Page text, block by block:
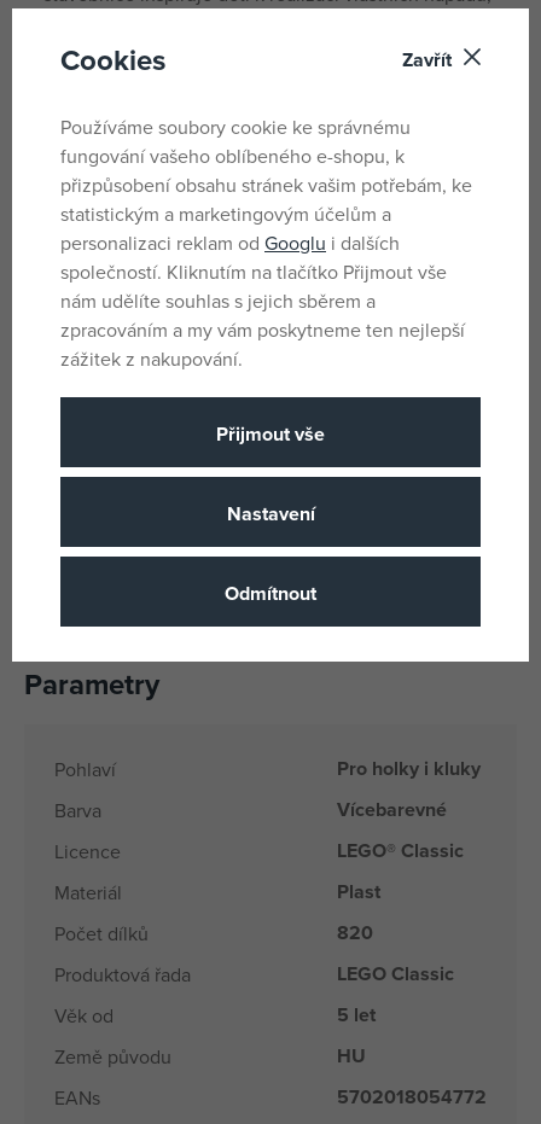
získávají ještě více herních možností.
zmrzlinu, pávy, kočku, květinu, herní ovladač, tučňáka,
loď, draka, kytaru a motýla.
NÁPAD NA DÁREK PRO DĚTI– Darujte barvy a
kreativitu v podobě tohoto pestrobarevného a
univerzálního dárku k narozeninám nebo svátku pro
chlapce a dívky od 5 let.
APLIKACE LEGO® BUILDER– Proveďte děti na jejich
příštím stavitelském dobrodružství intuitivní aplikací
LEGO® Builder s návodem. Umožní jim ukládat si
stavebnice, sledovat postup a přibližovat a otáčet
ROZVOJ DOVEDNOSTÍ POMOCÍ KOSTEK– Hračky
umožňují rodičům zábavným způsobem sdílet
stavitelskou zábavu a vývojové milníky se svými dětmi
– Model kolečkových bruslí z 820 dílků měří
přes 11 cm na výšku, 12 cm na šířku a 4 cm do hloubky
Parametry
Pohlaví Pro holky i kluky
Barva Vícebarevné
Licence LEGO® Classic
Materiál Plast
Počet dílků 820
Produktová řada LEGO Classic
Věk od 5 let
Země původu HU
EANs 5702018054772
Cookies Zavřít
Používáme soubory cookie ke správnému
fungování vašeho oblíbeného e-shopu, k
přizpůsobení obsahu stránek vašim potřebám, ke
statistickým a marketingovým účelům a
personalizaci reklam od Googlu i dalších
společností. Kliknutím na tlačítko Přijmout vše
nám udělíte souhlas s jejich sběrem a
zpracováním a my vám poskytneme ten nejlepší
zážitek z nakupování.
Přijmout vše
Nastavení
Odmítnout